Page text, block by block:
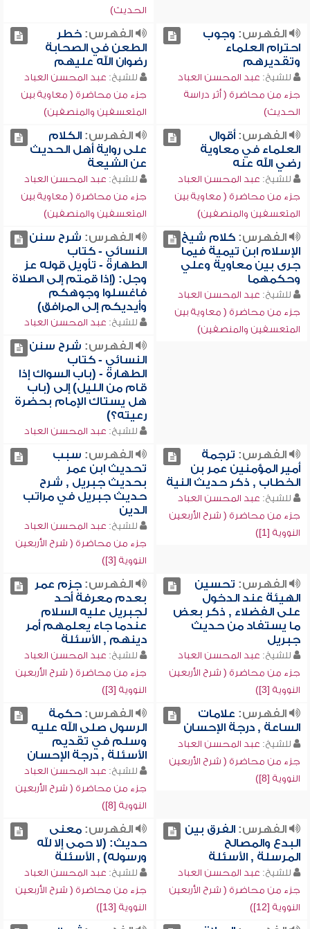
الحديث)
الفهرس: وجوب
احترام العلماء
وتقديرهم
للشيخ: عبد المحسن العباد
جزء من محاضرة ( أثر دراسة
الحديث)
الفهرس:خطر
الطعن في الصحابة
رضوان الله عليهم
للشيخ: عبد المحسن العباد
جزء من محاضرة ( معاوية بين
المتعسفين والمنصفين)
الفهرس:أقوال
العلماء في معاوية
رضي الله عنه
للشيخ: عبد المحسن العباد
جزء من محاضرة ( معاوية بين
المتعسفين والمنصفين)
الفهرس:الكلام
على رواية أهل الحديث
عن الشيعة
للشيخ: عبد المحسن العباد
جزء من محاضرة ( معاوية بين
المتعسفين والمنصفين)
الفهرس:كلام شيخ
الإسلام ابن تيمية فيما
جرى بين معاوية وعلي
وحكمهما
للشيخ: عبد المحسن العباد
جزء من محاضرة ( معاوية بين
المتعسفين والمنصفين)
الفهرس: شرح سنن
النسائي - كتاب
الطهارة - تأويل قوله عز
وجل: (إذا قمتم إلى الصلاة
فاغسلوا وجوهكم
وأيديكم إلى المرافق)
للشيخ: عبد المحسن العباد
الفهرس: شرح سنن
النسائي - كتاب
الطهارة - (باب السواك إذا
قام من الليل) إلى (باب
هل يستاك الإمام بحضرة
رعيته؟)
للشيخ: عبد المحسن العباد
الفهرس: ترجمة
أمير المؤمنين عمر بن
الخطاب , ذكر حديث النية
للشيخ: عبد المحسن العباد
جزء من محاضرة ( شرح الأربعين
النووية [1])
الفهرس: سبب
تحديث ابن عمر
بحديث جبريل , شرح
حديث جبريل في مراتب
الدين
للشيخ: عبد المحسن العباد
جزء من محاضرة ( شرح الأربعين
النووية [3])
الفهرس: تحسين
الهيئة عند الدخول
على الفضلاء , ذكر بعض
ما يستفاد من حديث
جبريل
للشيخ: عبد المحسن العباد
جزء من محاضرة ( شرح الأربعين
النووية [3])
الفهرس:جزم عمر
بعدم معرفة أحد
لجبريل عليه السلام
عندما جاء يعلمهم أمر
دينهم , الأسئلة
للشيخ: عبد المحسن العباد
جزء من محاضرة ( شرح الأربعين
النووية [3])
الفهرس: علامات
الساعة , درجة الإحسان
للشيخ: عبد المحسن العباد
جزء من محاضرة ( شرح الأربعين
النووية [8])
الفهرس:حكمة
الرسول صلى الله عليه
وسلم في تقديم
الأسئلة , درجة الإحسان
للشيخ: عبد المحسن العباد
جزء من محاضرة ( شرح الأربعين
النووية [8])
الفهرس:الفرق بين
البدع والمصالح
المرسلة , الأسئلة
للشيخ: عبد المحسن العباد
جزء من محاضرة ( شرح الأربعين
النووية [12])
الفهرس:معنى
حديث: (لا حمى إلا لله
ورسوله) , الأسئلة
للشيخ: عبد المحسن العباد
جزء من محاضرة ( شرح الأربعين
النووية [13])